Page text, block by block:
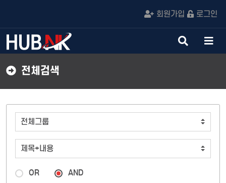
회원가입 로그인
검
색
메
뉴
전체검색
OR AND